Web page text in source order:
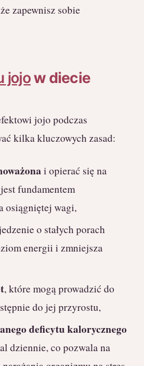
zapewnisz sobie
jojow diecie
jojo podczas
kilka kluczowych zasad:
i opierać się na
fundamentem
osiągniętej wagi,
o stałych porach
energii i zmniejsza
, które mogą prowadzić do
do jej przyrostu,
deficytu kalorycznego
dziennie, co pozwala na